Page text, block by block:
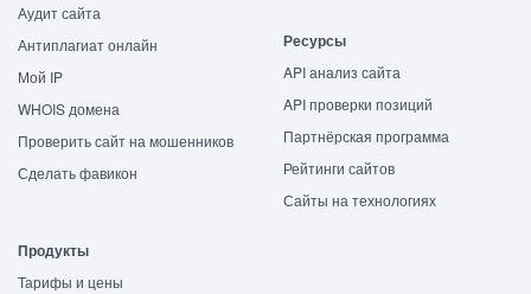
Аудит сайта
Антиплагиат онлайн
Мой IP
WHOIS домена
Проверить сайт на мошенников
Сделать фавикон
Ресурсы
API анализ сайта
API проверки позиций
Партнёрская программа
Рейтинги сайтов
Сайты на технологиях
Продукты
Тарифы и цены